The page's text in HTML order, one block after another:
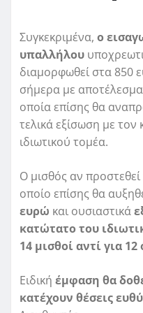
Συγκεκριμένα, ο
υπαλλήλου
διαμορφωθεί στα 850
σήμερα με
οποία επίσης θα
τελικά εξίσωση με
ιδιωτικού τομέα.
Ο μισθός αν
οποίο επίσης θα
ευρώ και ουσιαστικά
κατώτατο του
14 μισθοί αντί για
Ειδική έμφαση θα
κατέχουν θέσεις